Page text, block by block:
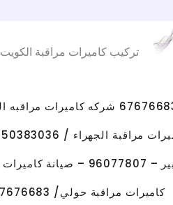
تركيب كاميرات مراقبة الكويت
مراقبة الجهراء / 50383036
الكبير
كاميرات مراقبة حولي/ 67676683 / تركيب كاميرات مراقبة حولي/ صيانة كاميرات حولي